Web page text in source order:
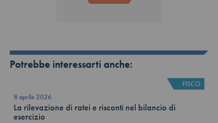
Potrebbe interessarti anche:
FISCO
8 aprile 2026
La rilevazione di ratei e risconti nel bilancio di
esercizio